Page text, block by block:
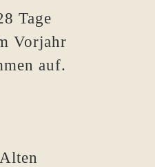
Tage
Vorjahr
auf.